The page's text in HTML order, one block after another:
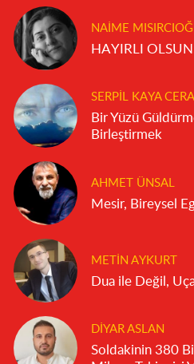
NAIME
SERPIL KAYA
Bir Yüzü
Birleştirmek
AHMET ÜNSAL
Mesir, Bireysel
METIN AYKURT
Dua ile Değil,
DIYAR ASLAN
Soldakinin 380